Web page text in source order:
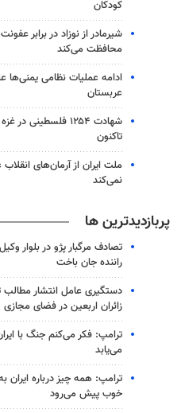
کودکان
شیرمادر از نوزاد در برابر
محافظت می‌کند
ادامه عملیات نظامی یمنی‌ها
عربستان
شهادت ۱۲۵۴ فلسطینی
تاکنون
ملت ایران از آرمان‌های
نمی‌کند
پربازدیدترین ها
تصادف مرگبار پژو در بلوار
راننده جان باخت
دستگیری عامل انتشار مطالب
زائران اربعین در فضای مجازی
ترامپ: فکر می‌کنم جنگ با
می‌یابد
ترامپ: همه چیز درباره ایران
خوب پیش می‌رود